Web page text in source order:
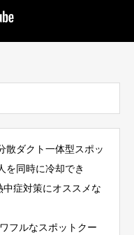
散ダクト一体型スポッ
を同時に冷却でき
中症対策にオススメな
フルなスポットクー